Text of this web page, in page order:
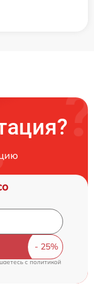
cполитикой